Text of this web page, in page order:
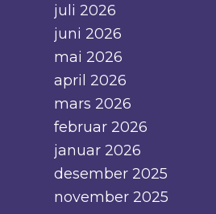
juli 2026
juni 2026
mai 2026
april 2026
mars 2026
februar 2026
januar 2026
desember 2025
november 2025